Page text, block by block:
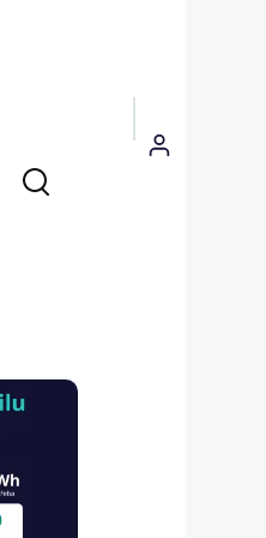
Menu
uživatelského